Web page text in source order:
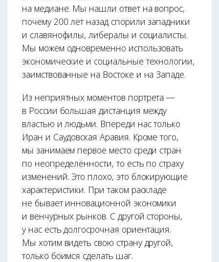
на медиане. Мы нашли ответ на вопрос,
почему 200 лет назад спорили западники
и славянофилы, либералы и социалисты.
Мы можем одновременно использовать
экономические и социальные технологии,
заимствованные на Востоке и на Западе.
Из неприятных моментов портрета —
в России большая дистанция между
властью и людьми. Впереди нас только
Иран и Саудовская Аравия. Кроме того,
мы занимаем первое место среди стран
по неопределённости, то есть по страху
изменений. Это плохо, это блокирующие
характеристики. При таком раскладе
не бывает инновационной экономики
и венчурных рынков. С другой стороны,
у нас есть долгосрочная ориентация.
Мы хотим видеть свою страну другой,
только боимся сделать шаг.